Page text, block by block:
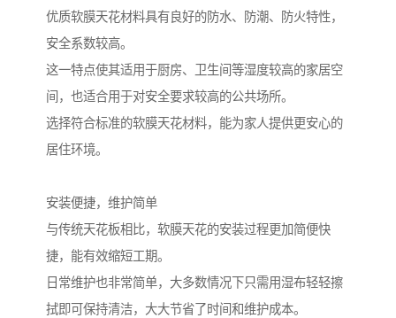
优质软膜天花材料具有良好的防水、防潮、防火特性，
安全系数较高。
这一特点使其适用于厨房、卫生间等湿度较高的家居空
间，也适合用于对安全要求较高的公共场所。
选择符合标准的软膜天花材料，能为家人提供更安心的
居住环境。
安装便捷，维护简单
与传统天花板相比，软膜天花的安装过程更加简便快
捷，能有效缩短工期。
日常维护也非常简单，大多数情况下只需用湿布轻轻擦
拭即可保持清洁，大大节省了时间和维护成本。